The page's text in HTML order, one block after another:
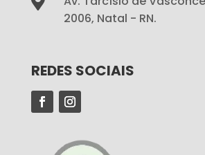
2006, Natal - RN.
REDES SOCIAIS